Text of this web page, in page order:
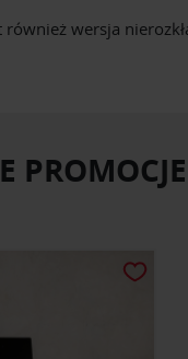
również wersja
PROMOCJE